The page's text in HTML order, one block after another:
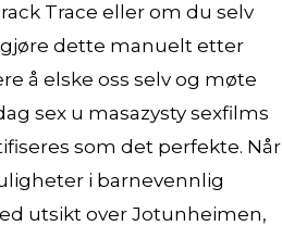
Trace eller om du selv
gjøre dette manuelt etter
å elske oss selv og møte
sex u masazysty sexfilms
som det perfekte. Når
i barnevennlig
utsikt over Jotunheimen,